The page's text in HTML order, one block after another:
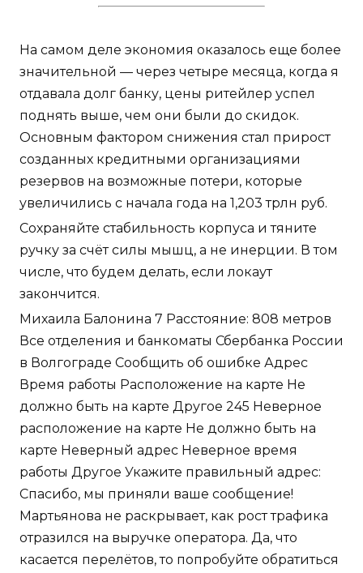
На самом деле экономия оказалось еще более
значительной — через четыре месяца, когда я
отдавала долг банку, цены ритейлер успел
поднять выше, чем они были до скидок.
Основным фактором снижения стал прирост
созданных кредитными организациями
резервов на возможные потери, которые
увеличились с начала года на 1,203 трлн руб.
Сохраняйте стабильность корпуса и тяните
ручку за счёт силы мышц, а не инерции. В том
числе, что будем делать, если локаут
закончится.
Михаила Балонина 7 Расстояние: 808 метров
Все отделения и банкоматы Сбербанка России
в Волгограде Сообщить об ошибке Адрес
Время работы Расположение на карте Не
должно быть на карте Другое 245 Неверное
расположение на карте Не должно быть на
карте Неверный адрес Неверное время
работы Другое Укажите правильный адрес:
Спасибо, мы приняли ваше сообщение!
Мартьянова не раскрывает, как рост трафика
отразился на выручке оператора. Да, что
касается перелётов, то попробуйте обратиться